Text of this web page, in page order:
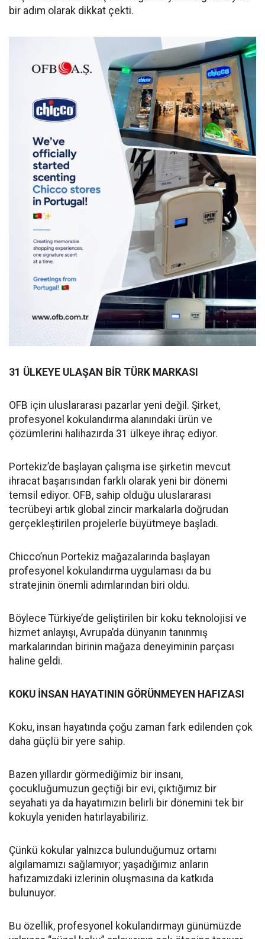
bir adım olarak dikkat çekti.
31 ÜLKEYE ULAŞAN BİR TÜRK MARKASI
OFB için uluslararası pazarlar yeni değil. Şirket,
profesyonel kokulandırma alanındaki ürün ve
çözümlerini halihazırda 31 ülkeye ihraç ediyor.
Portekiz’de başlayan çalışma ise şirketin mevcut
ihracat başarısından farklı olarak yeni bir dönemi
temsil ediyor. OFB, sahip olduğu uluslararası
tecrübeyi artık global zincir markalarla doğrudan
gerçekleştirilen projelerle büyütmeye başladı.
Chicco’nun Portekiz mağazalarında başlayan
profesyonel kokulandırma uygulaması da bu
stratejinin önemli adımlarından biri oldu.
Böylece Türkiye’de geliştirilen bir koku teknolojisi ve
hizmet anlayışı, Avrupa’da dünyanın tanınmış
markalarından birinin mağaza deneyiminin parçası
haline geldi.
KOKU İNSAN HAYATININ GÖRÜNMEYEN HAFIZASI
Koku, insan hayatında çoğu zaman fark edilenden çok
daha güçlü bir yere sahip.
Bazen yıllardır görmediğimiz bir insanı,
çocukluğumuzun geçtiği bir evi, çıktığımız bir
seyahati ya da hayatımızın belirli bir dönemini tek bir
kokuyla yeniden hatırlayabiliriz.
Çünkü kokular yalnızca bulunduğumuz ortamı
algılamamızı sağlamıyor; yaşadığımız anların
hafızamızdaki izlerinin oluşmasına da katkıda
bulunuyor.
Bu özellik, profesyonel kokulandırmayı günümüzde